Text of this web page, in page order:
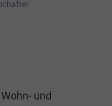
und